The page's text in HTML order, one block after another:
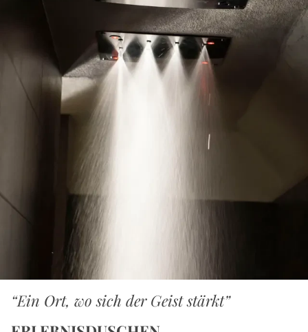
“Ein Ort, wo sich der Geist stärkt”